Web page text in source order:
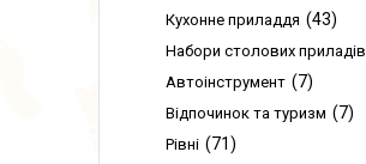
Кухонне приладдя 43
Набори столових приладів
Автоінструмент 7
Відпочинок та туризм 7
Рівні 71